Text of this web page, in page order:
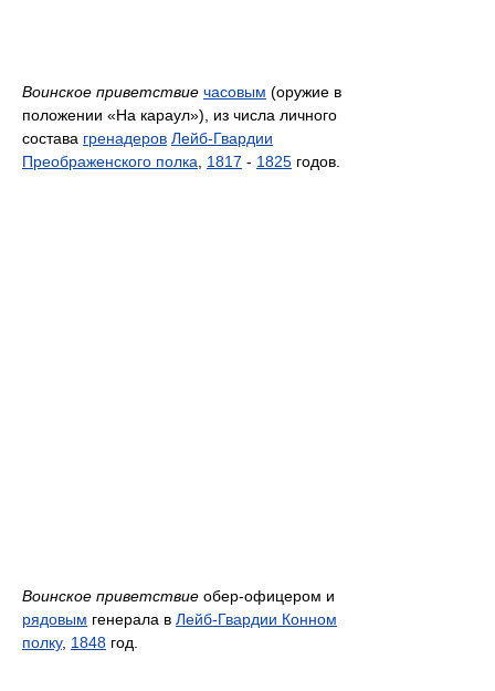
Воинское приветствие часовым (оружие в
положении «На караул»), из числа личного
состава гренадеров Лейб-Гвардии
Преображенского полка
1817 - 1825 годов.
Воинское приветствие обер-офицером и
рядовым генерала в Лейб-Гвардии Конном
полку, 1848 год.